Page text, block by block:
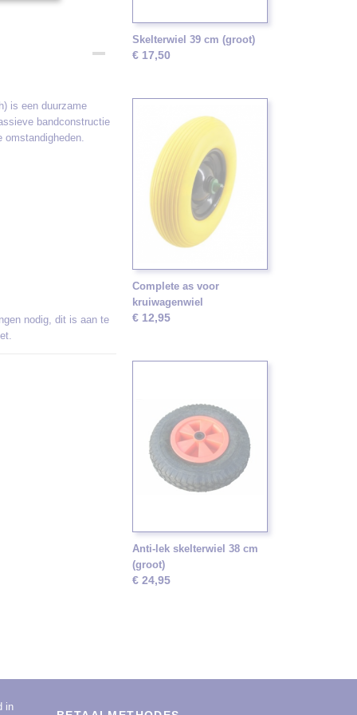
is een duurzame
bandconstructie
omstandigheden.
nodig, dit is aan te
Skelterwiel 39 cm (groot)
€ 17,50
Complete as voor
kruiwagenwiel
€ 12,95
Anti-lek skelterwiel 38 cm
(groot)
€ 24,95
in